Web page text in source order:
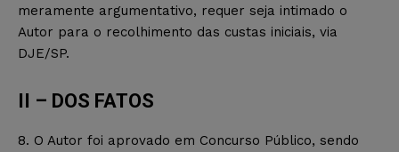
meramente argumentativo, requer seja intimado o
Autor para o recolhimento das custas iniciais, via
DJE/SP.
II – DOS FATOS
8. O Autor foi aprovado em Concurso Público, sendo